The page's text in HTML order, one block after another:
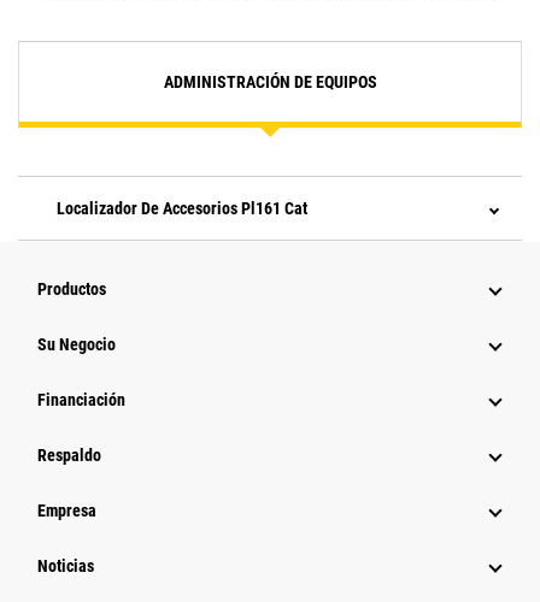
ADMINISTRACIÓN DE EQUIPOS
Localizador De Accesorios Pl161 Cat
Productos
Su Negocio
Financiación
Respaldo
Empresa
Noticias